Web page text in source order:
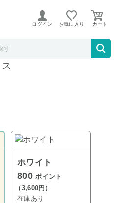
ます。
ログイン お気に入り
ム フェイス・ゲスト
ホワイト
800ポイント
（3,600円）
在庫あり